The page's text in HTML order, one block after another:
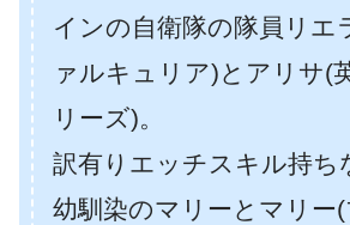
インの自衛隊の隊員リエ
ァルキュリア)とアリサ(
リーズ)。
訳有りエッチスキル持ち
幼馴染のマリーとマリー